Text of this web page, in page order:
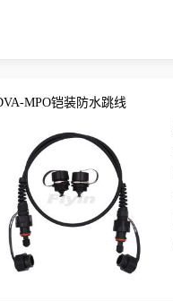
MPO铠装防水跳线